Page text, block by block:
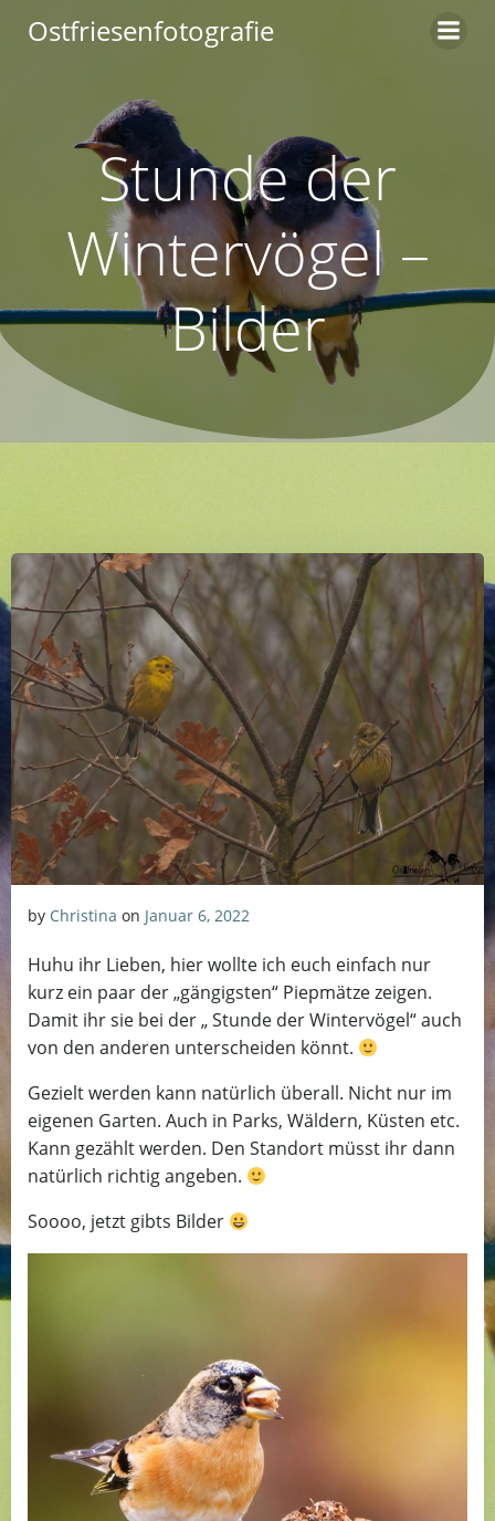
Inhalt
Ostfriesenfotografie
Stunde der
Wintervögel –
Bilder
by Christina on Januar 6, 2022
Huhu ihr Lieben, hier wollte ich euch einfach nur
kurz ein paar der „gängigsten“ Piepmätze zeigen.
Damit ihr sie bei der „ Stunde der Wintervögel“ auch
von den anderen unterscheiden könnt.
Gezielt werden kann natürlich überall. Nicht nur im
eigenen Garten. Auch in Parks, Wäldern, Küsten etc.
Kann gezählt werden. Den Standort müsst ihr dann
natürlich richtig angeben.
Soooo, jetzt gibts Bilder